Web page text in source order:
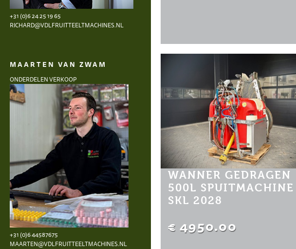
+31 (0)6 24 25 19 65
RICHARD@VDLFRUITTEELTMACHINES.NL
MAARTEN VAN ZWAM
ONDERDELEN VERKOOP
+31 (0)6 44587675
MAARTEN@VDLFRUITTEELTMACHINES.NL
WANNER GEDRAGEN
500L SPUITMACHINE
SKL 2028
€ 4950.00